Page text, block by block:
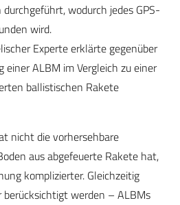
wodurch jedes GPS-
wird.
Experte erklärte gegenüber
einer ALBM im Vergleich zu einer
ballistischen Rakete
nicht die vorhersehbare
aus abgefeuerte Rakete hat,
komplizierter. Gleichzeitig
berücksichtigt werden – ALBMs